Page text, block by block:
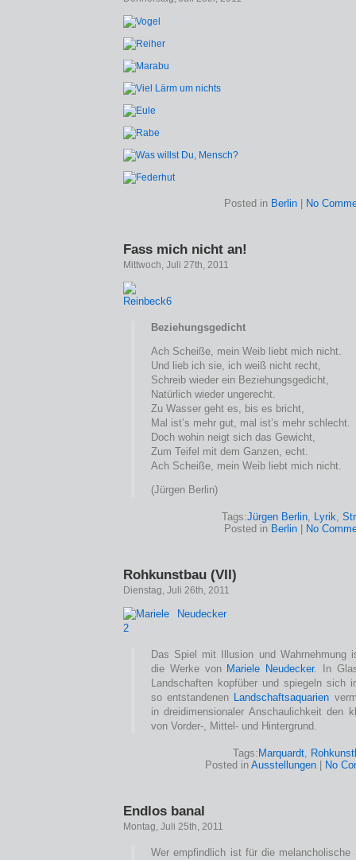
Posted in Berlin| No
Fass mich nicht an!
Mittwoch, Juli 27th, 2011
Beziehungsgedicht
Ach Scheiße, mein Weib liebt mich nicht.
Und lieb ich sie, ich weiß nicht recht,
Schreib wieder ein Beziehungsgedicht,
Natürlich wieder ungerecht.
Zu Wasser geht es, bis es bricht,
Mal ist’s mehr gut, mal ist’s mehr schlecht.
Doch wohin neigt sich das Gewicht,
Zum Teifel mit dem Ganzen, echt.
Ach Scheiße, mein Weib liebt mich nicht.
(Jürgen Berlin)
Tags:Jürgen Berlin, Lyrik,
Posted in Berlin| No
Rohkunstbau (VII)
Dienstag, Juli 26th, 2011
Das Spiel mit Illusion und Wahrnehmung
die Werke von Mariele Neudecker. In
Landschaften kopfüber und spiegeln sich
so entstandenen Landschaftsaquarien
in dreidimensionaler Anschaulichkeit den
von Vorder-, Mittel- und Hintergrund.
Tags: Marquardt,
Posted in Ausstellungen| No
Endlos banal
Montag, Juli 25th, 2011
Wer empfindlich ist für die melancholische